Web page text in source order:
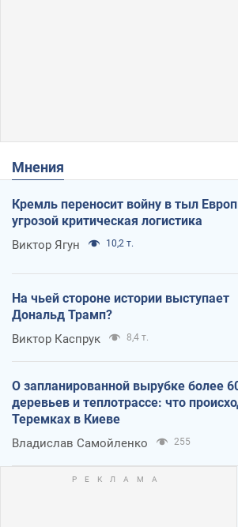
Мнения
Кремль переносит войну в тыл
угрозой критическая логистика
Виктор Ягун 10,2 т.
На чьей стороне истории выступает
Дональд Трамп?
Виктор Каспрук 8,4 т.
О запланированной вырубке более
деревьев и теплотрассе: что
Теремках в Киеве
Владислав Самойленко 255